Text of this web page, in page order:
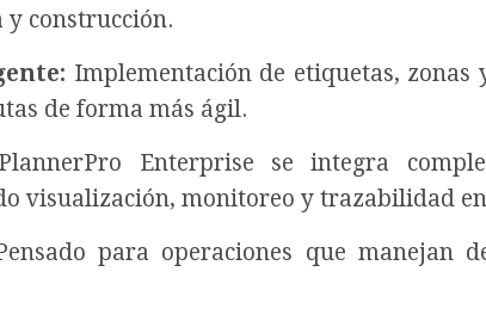
construcción.
Implementación de etiquetas,
de forma más ágil.
Enterprise se integra
visualización, monitoreo y trazabilidad
para operaciones que manejan